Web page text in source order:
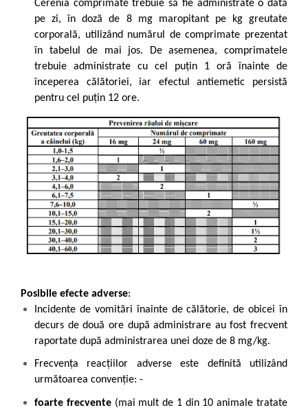
Cerenia comprimate trebuie să fie administrate o dată
pe zi, în doză de 8 mg maropitant pe kg greutate
corporală, utilizând numărul de comprimate prezentat
în tabelul de mai jos. De asemenea, comprimatele
trebuie administrate cu cel puţin 1 oră înainte de
începerea călătoriei, iar efectul antiemetic persistă
pentru cel puţin 12 ore.
Posibile efecte adverse:
Incidente de vomitări înainte de călătorie, de obicei în
decurs de două ore după administrare au fost frecvent
raportate după administrarea unei doze de 8 mg/kg.
Frecvenţa reacţiilor adverse este definită utilizând
următoarea convenţie: -
foarte frecvente(mai mult de 1 din 10 animale tratate